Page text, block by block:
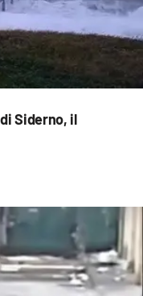
Siderno, il